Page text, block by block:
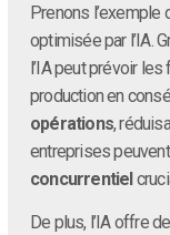
Prenons l’exemple
optimisée par l’IA.
l’IA peut prévoir
production en
opérations,
entreprises
concurrentiel
De plus, l’IA offre